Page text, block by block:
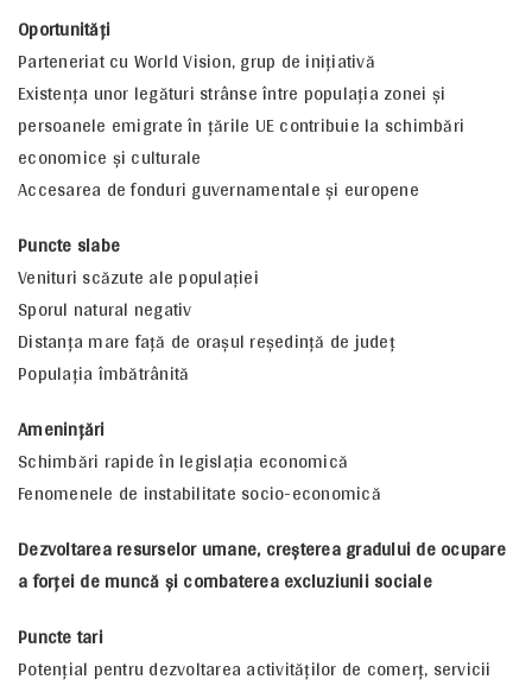
Oportunităţi
Parteneriat cu World Vision, grup de iniţiativă
Existenţa unor legături strânse între populaţia zonei şi
persoanele emigrate în ţările UE contribuie la schimbări
economice şi culturale
Accesarea de fonduri guvernamentale şi europene
Puncte slabe
Venituri scăzute ale populaţiei
Sporul natural negativ
Distanţa mare faţă de oraşul reşedinţă de judeţ
Populaţia îmbătrânită
Ameninţări
Schimbări rapide în legislaţia economică
Fenomenele de instabilitate socio-economică
Dezvoltarea resurselor umane, creşterea gradului de ocupare
a forţei de muncă şi combaterea excluziunii sociale
Puncte tari
Potenţial pentru dezvoltarea activităţilor de comerţ, servicii